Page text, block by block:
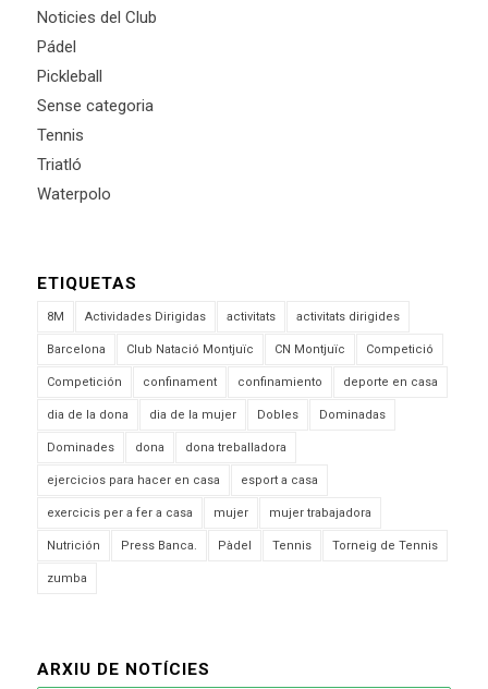
Noticies del Club
Pádel
Pickleball
Sense categoria
Tennis
Triatló
Waterpolo
ETIQUETAS
8M Actividades Dirigidas activitats activitats dirigides
Barcelona Club Natació Montjuïc CN Montjuïc Competició
Competición confinament confinamiento deporte en casa
dia de la dona dia de la mujer Dobles Dominadas
Dominades dona dona treballadora
ejercicios para hacer en casa esport a casa
exercicis per a fer a casa mujer mujer trabajadora
Nutrición Press Banca. Pàdel Tennis Torneig de Tennis
zumba
ARXIU DE NOTÍCIES